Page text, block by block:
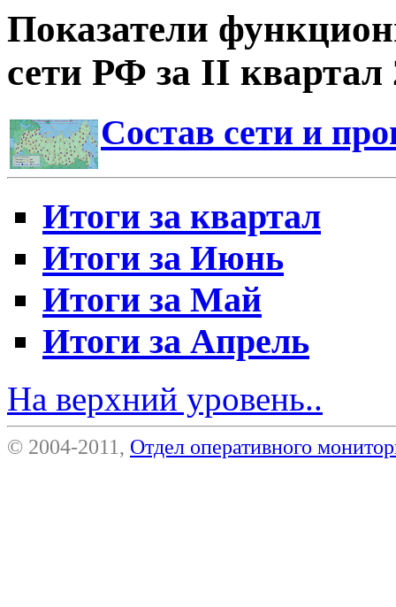
Показатели
сети РФ за II квартал
Состав сети и
Итоги за квартал
Итоги за Июнь
Итоги за Май
Итоги за Апрель
На верхний уровень..
© 2004-2011, Отдел оперативного